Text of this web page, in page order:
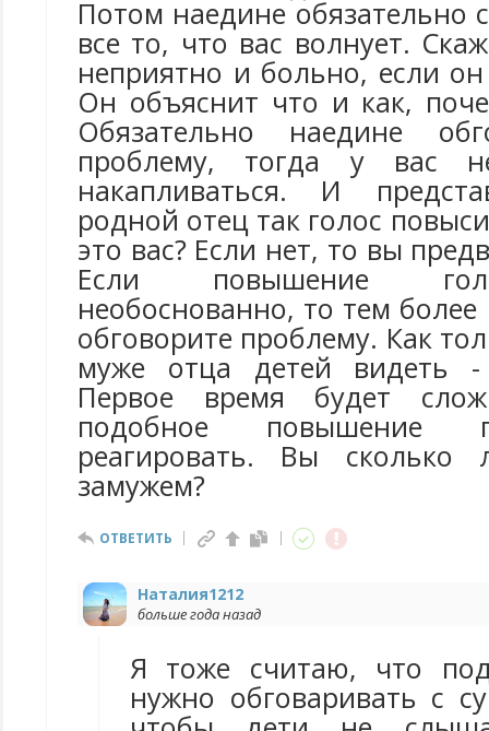
Потом наедине обязательно
все то, что вас волнует.
неприятно и больно, если
Он объяснит что и как,
Обязательно наедине
проблему, тогда у вас
накапливаться. И
родной отец так голос
это вас? Если нет, то вы
Если повышение
необоснованно, то тем
обговорите проблему. Как
муже отца детей видеть -
Первое время будет
подобное повышение
реагировать. Вы сколько
замужем?
ОТВЕТИТЬ
Наталия1212
больше года назад
Я тоже считаю, что
нужно обговаривать с